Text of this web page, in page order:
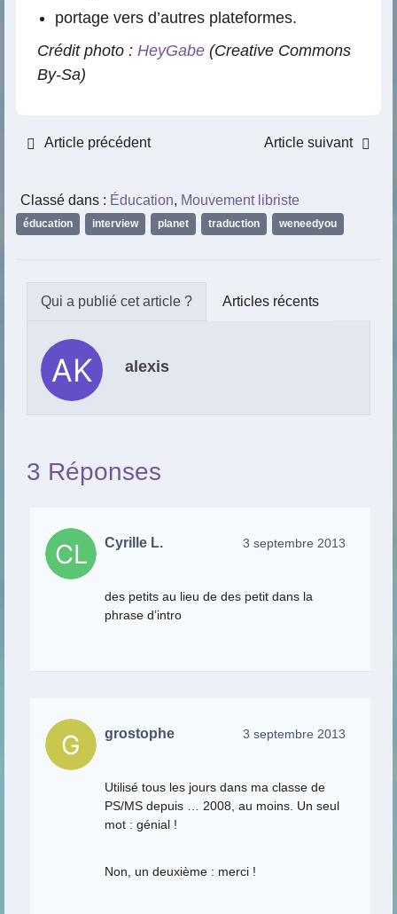
portage vers d’autres plateformes.
Crédit photo : HeyGabe (Creative Commons
By-Sa)
Article précédent Article suivant
Classé dans : Éducation, Mouvement libriste
éducation interview planet traduction weneedyou
Articles récents
alexis
3 Réponses
Cyrille L. 3 septembre 2013
des petits au lieu de des petit dans la
phrase d’intro
grostophe 3 septembre 2013
Utilisé tous les jours dans ma classe de
PS/MS depuis … 2008, au moins. Un seul
mot : génial !
Non, un deuxième : merci !